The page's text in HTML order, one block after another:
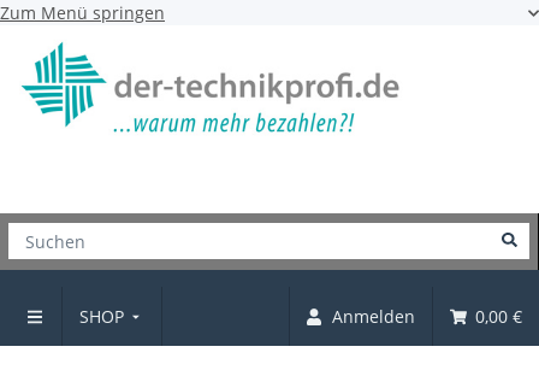
Zum Menü springen
SHOP Anmelden 0,00 €
Möbelknopf